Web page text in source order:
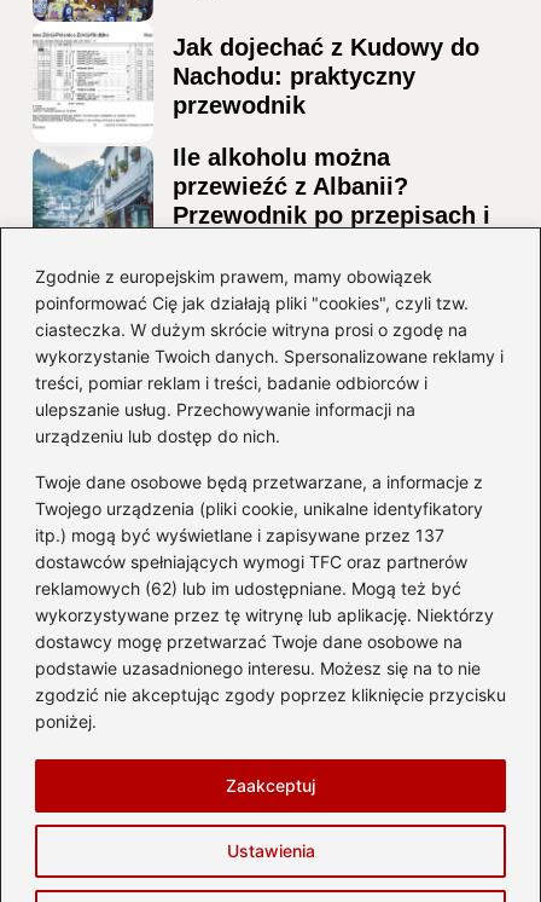
Zgodnie z europejskim prawem, mamy obowiązek
poinformować Cię jak działają pliki "cookies", czyli tzw.
ciasteczka. W dużym skrócie witryna prosi o zgodę na
wykorzystanie Twoich danych. Spersonalizowane reklamy i
treści, pomiar reklam i treści, badanie odbiorców i
ulepszanie usług. Przechowywanie informacji na
urządzeniu lub dostęp do nich.
Twoje dane osobowe będą przetwarzane, a informacje z
Twojego urządzenia (pliki cookie, unikalne identyfikatory
itp.) mogą być wyświetlane i zapisywane przez 137
dostawców spełniających wymogi TFC oraz partnerów
reklamowych (62) lub im udostępniane. Mogą też być
wykorzystywane przez tę witrynę lub aplikację. Niektórzy
dostawcy mogę przetwarzać Twoje dane osobowe na
podstawie uzasadnionego interesu. Możesz się na to nie
zgodzić nie akceptując zgody poprzez kliknięcie przycisku
poniżej.
Ustawienia
Zaakceptuj
Jak dojechać z Kudowy do
Nachodu: praktyczny
przewodnik
Ile alkoholu można
przewieźć z Albanii?
Przewodnik po przepisach i
Ile alkoholu można legalnie
przesłać przez granicę do
Czech?
Kategorie
Ciekawostki(8)
Kultura i tradycje(10)
Loty(234)
Polska(66)
Wakacje (295)
Zabytki(8)
Zagranica(47)
Prywatność
Zasady użytkowania
Napisz do nas